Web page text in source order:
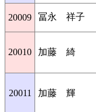
20009 冨永 祥子
20010 加藤 綺
20011 加藤 輝